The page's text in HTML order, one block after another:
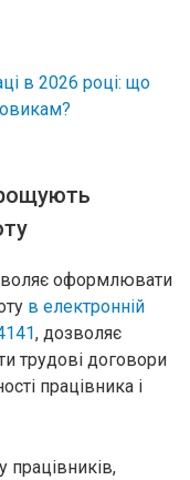
в 2026 році: що
оформлювати
в електронній
, дозволяє
трудові договори
працівника і
працівників,